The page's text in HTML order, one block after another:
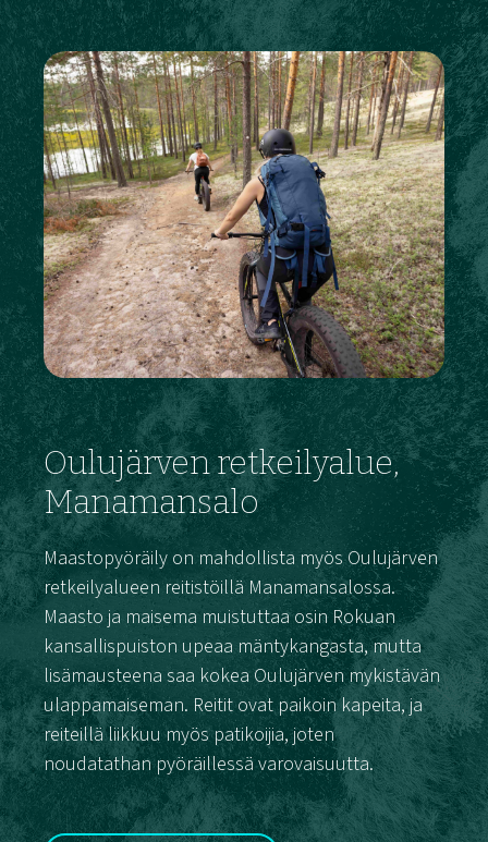
Oulujärven retkeilyalue,
Manamansalo
Maastopyöräily on mahdollista myös Oulujärven
retkeilyalueen reitistöillä Manamansalossa.
Maasto ja maisema muistuttaa osin Rokuan
kansallispuiston upeaa mäntykangasta, mutta
lisämausteena saa kokea Oulujärven mykistävän
ulappamaiseman. Reitit ovat paikoin kapeita, ja
reiteillä liikkuu myös patikoijia, joten
noudatathan pyöräillessä varovaisuutta.